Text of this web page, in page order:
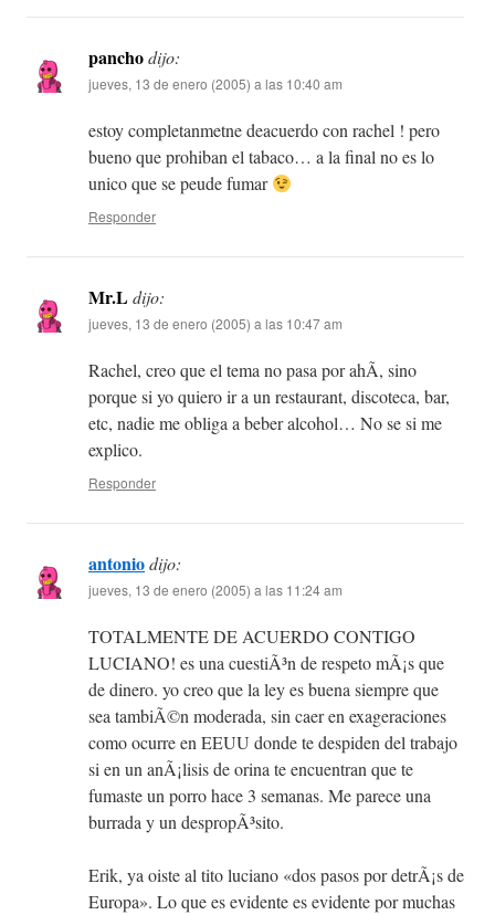
panchodijo:
jueves, 13 de enero (2005) a las 10:40 am
estoy completanmetne deacuerdo con rachel ! pero
bueno que prohiban el tabaco… a la final no es lo
unico que se peude fumar
Responder
Mr.Ldijo:
jueves, 13 de enero (2005) a las 10:47 am
Rachel, creo que el tema no pasa por ahÃ­, sino
porque si yo quiero ir a un restaurant, discoteca, bar,
etc, nadie me obliga a beber alcohol… No se si me
explico.
Responder
antoniodijo:
jueves, 13 de enero (2005) a las 11:24 am
TOTALMENTE DE ACUERDO CONTIGO
LUCIANO! es una cuestiÃ³n de respeto mÃ¡s que
de dinero. yo creo que la ley es buena siempre que
sea tambiÃ©n moderada, sin caer en exageraciones
como ocurre en EEUU donde te despiden del trabajo
si en un anÃ¡lisis de orina te encuentran que te
fumaste un porro hace 3 semanas. Me parece una
burrada y un despropÃ³sito.
Erik, ya oiste al tito luciano «dos pasos por detrÃ¡s de
Europa». Lo que es evidente es evidente por muchas